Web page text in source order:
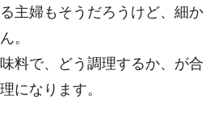
主婦もそうだろうけど、細か
。
料で、どう調理するか、が合
になります。